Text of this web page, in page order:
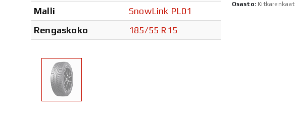
Malli
SnowLink PL01
Rengaskoko
185/55 R15
Osasto: Kitkarenkaat